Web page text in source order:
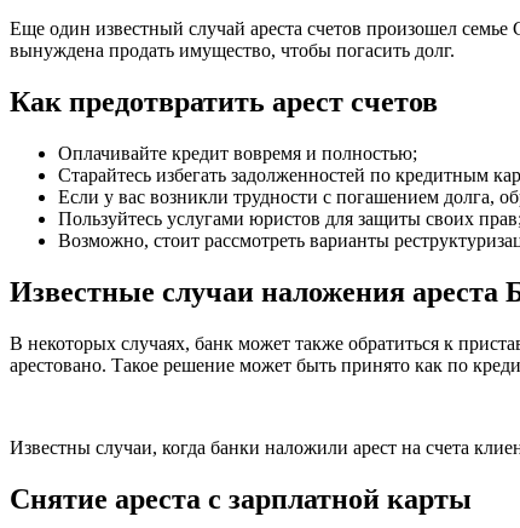
Еще один известный случай ареста счетов произошел
вынуждена продать имущество, чтобы погасить долг.
Как предотвратить арест счетов
Оплачивайте кредит вовремя и полностью;
Старайтесь избегать задолженностей по кредитным
Если у вас возникли трудности с погашением долга,
Пользуйтесь услугами юристов для защиты своих прав;
Возможно, стоит рассмотреть варианты
Известные случаи наложения ареста
В некоторых случаях, банк может также обратиться к
арестовано. Такое решение может быть принято как по
Известны случаи, когда банки наложили арест на счета
Снятие ареста с зарплатной карты